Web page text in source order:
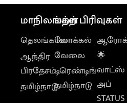
மாநிலங்கள்
தெலங்கானா
ஆந்திர
பிரதேசம்
தமிழ்நாடு
மற்ற பிரிவுகள்
லோக்கல்
வேலை
டிரெண்டிங்
தமிழ்நாடு
🌟
வாட்ஸ்
அப்
STATUS